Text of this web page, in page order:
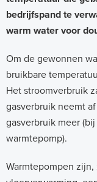
e
n
w
a
r
m
t
p
bedrijfspand te
warm water voor
Om de gewonnen
bruikbare
Het stroomverbruik
gasverbruik neemt
gasverbruik meer
warmtepomp).
Warmtepompen